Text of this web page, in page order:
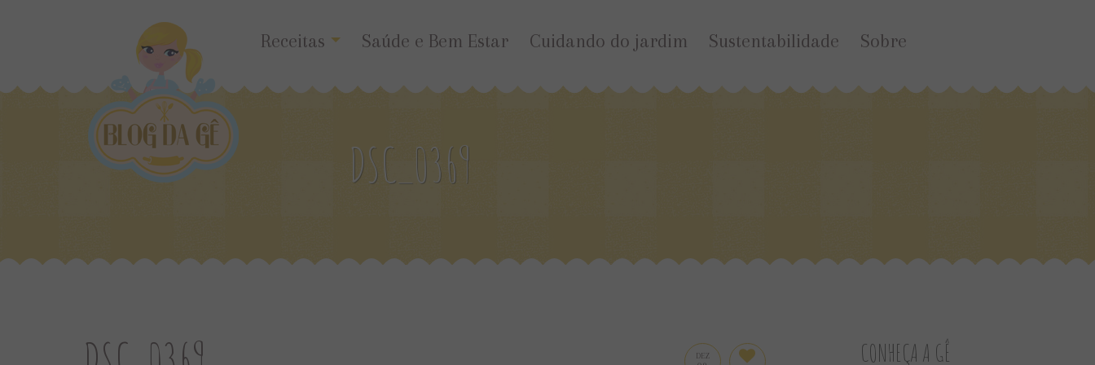
Receitas Saúde e Bem Estar Cuidando do jardim Sustentabilidade Sobre
DSC_0369
DEZ CONHEÇA A GÊ